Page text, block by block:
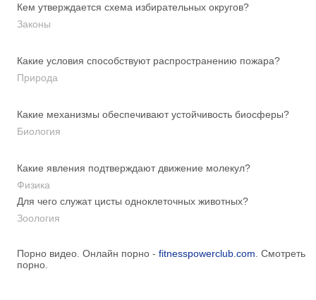
Кем утверждается схема избирательных округов?
Законы
Какие условия способствуют распространению пожара?
Природа
Какие механизмы обеспечивают устойчивость биосферы?
Биология
Какие явления подтверждают движение молекул?
Физика
Для чего служат цисты одноклеточных животных?
Зоология
Порно видео. Онлайн порно - fitnesspowerclub.com . Смотреть
порно.